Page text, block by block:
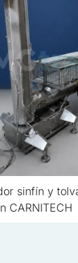
sinfín y
CARNITECH